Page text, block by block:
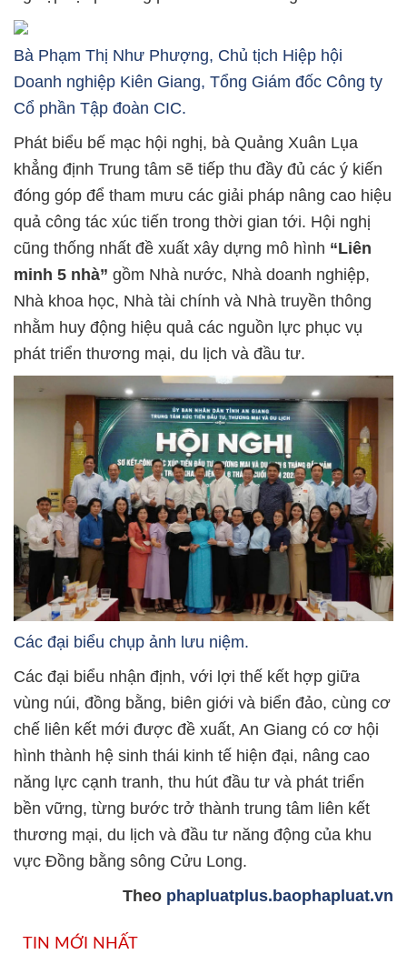
Bà Phạm Thị Như Phượng, Chủ tịch Hiệp hội
Doanh nghiệp Kiên Giang, Tổng Giám đốc Công ty
Cổ phần Tập đoàn CIC.
Phát biểu bế mạc hội nghị, bà Quảng Xuân Lụa
khẳng định Trung tâm sẽ tiếp thu đầy đủ các ý kiến
đóng góp để tham mưu các giải pháp nâng cao hiệu
quả công tác xúc tiến trong thời gian tới. Hội nghị
cũng thống nhất đề xuất xây dựng mô hình “Liên
minh 5 nhà” gồm Nhà nước, Nhà doanh nghiệp,
Nhà khoa học, Nhà tài chính và Nhà truyền thông
nhằm huy động hiệu quả các nguồn lực phục vụ
phát triển thương mại, du lịch và đầu tư.
Các đại biểu chụp ảnh lưu niệm.
Các đại biểu nhận định, với lợi thế kết hợp giữa
vùng núi, đồng bằng, biên giới và biển đảo, cùng cơ
chế liên kết mới được đề xuất, An Giang có cơ hội
hình thành hệ sinh thái kinh tế hiện đại, nâng cao
năng lực cạnh tranh, thu hút đầu tư và phát triển
bền vững, từng bước trở thành trung tâm liên kết
thương mại, du lịch và đầu tư năng động của khu
vực Đồng bằng sông Cửu Long.
Theo phapluatplus.baophapluat.vn
TIN MỚI NHẤT